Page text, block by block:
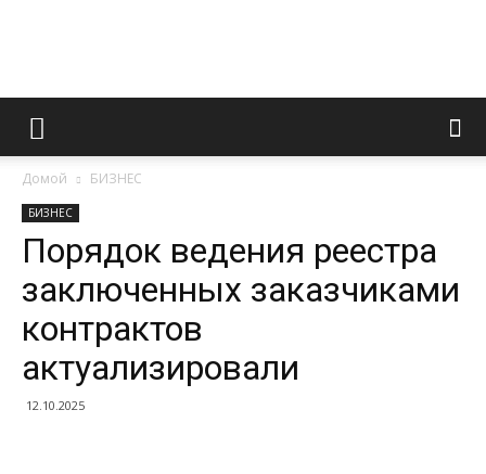
Информационно
портал
Домой БИЗНЕС
БИЗНЕС
Порядок ведения реестра
заключенных заказчиками
контрактов
актуализировали
12.10.2025